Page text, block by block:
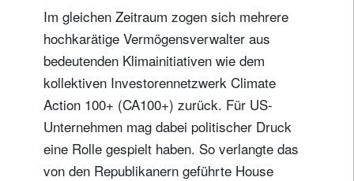
Im gleichen Zeitraum zogen sich mehrere
hochkarätige Vermögensverwalter aus
bedeutenden Klimainitiativen wie dem
kollektiven Investorennetzwerk Climate
Action 100+ (CA100+) zurück. Für US-
Unternehmen mag dabei politischer Druck
eine Rolle gespielt haben. So verlangte das
von den Republikanern geführte House